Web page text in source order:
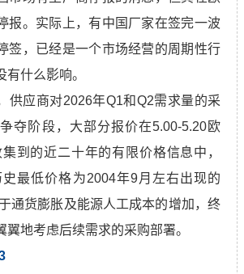
报。实际上，有中国厂家在签完一波
签，已经是一个市场经营的周期性行
什么影响。
供应商对2026年Q1和Q2需求量的采
夺阶段，大部分报价在5.00-5.20欧
到的近二十年的有限价格信息中，
最低价格为2004年9月左右出现的
通货膨胀及能源人工成本的增加，终
翼地考虑后续需求的采购部署。